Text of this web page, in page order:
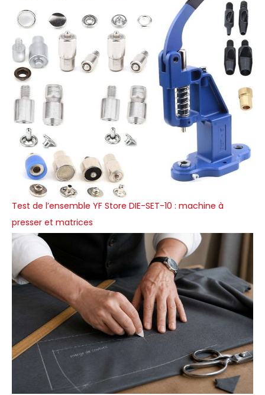
Test de l’ensemble YF Store DIE-SET-10 : machine à
presser et matrices